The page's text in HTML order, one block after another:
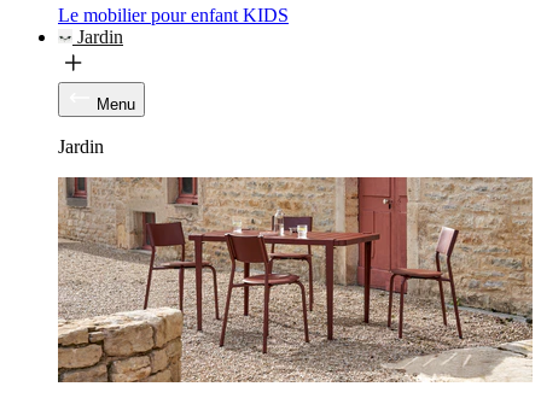
Le mobilier pour enfant KIDS
Jardin
Menu
Jardin